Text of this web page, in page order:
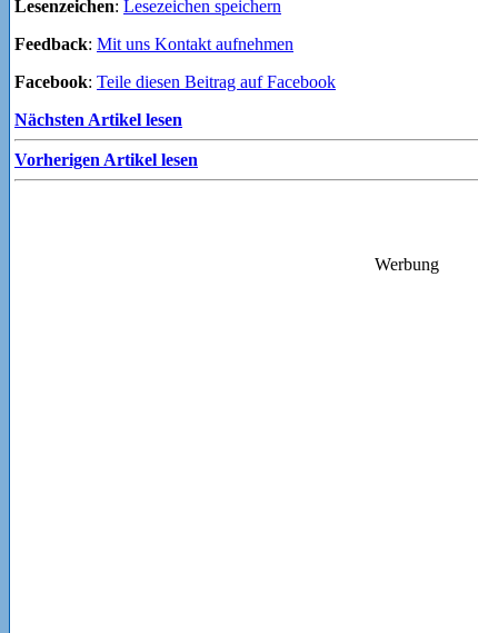
Lesenzeichen: Lesezeichen speichern
Feedback: Mit uns Kontakt aufnehmen
Facebook: Teile diesen Beitrag auf Facebook
Nächsten Artikel lesen
Vorherigen Artikel lesen
Werbung